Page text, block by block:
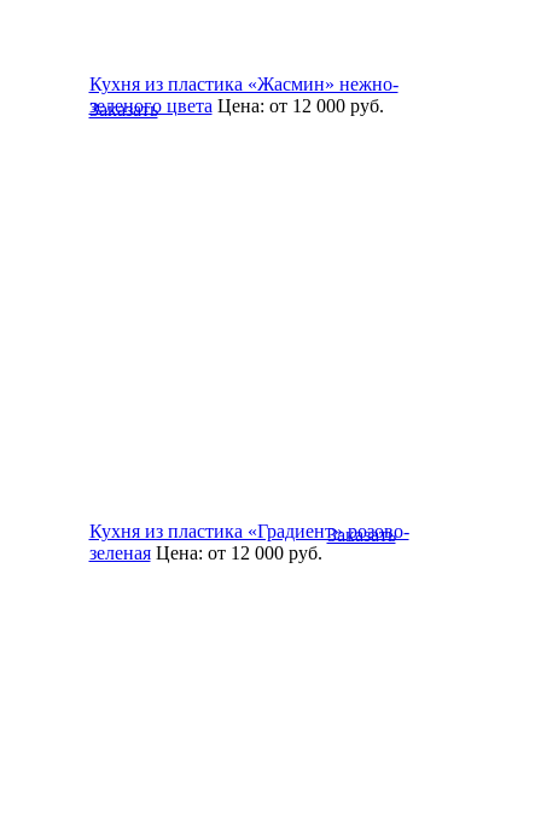
Кухня из пластика «Жасмин» нежно-
зеленого цвета Цена: от 12 000руб.
Заказать
Кухня из пластика «Градиент» розово-
зеленая Цена: от 12 000руб.
Заказать